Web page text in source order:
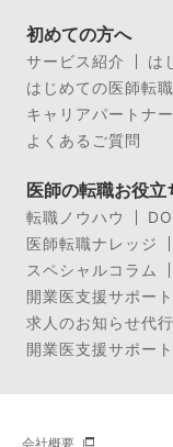
初めての方へ
サービス紹介
は
はじめての医師転
キャリアパートナ
よくあるご質問
医師の転職お役立
転職ノウハウ
医師転職ナレッジ
スペシャルコラム
開業医支援サポート
求人のお知らせ代行
開業医支援サポー
会社概要